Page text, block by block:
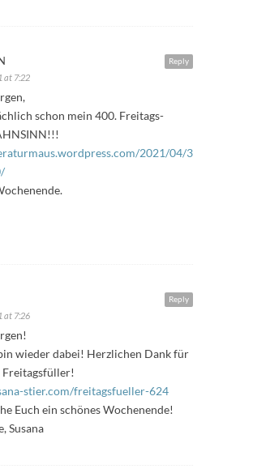
Reply
at 7:22
schon mein 400. Freitags-
2021/04/30/freitags-
Reply
at 7:26
wieder dabei! Herzlichen Dank für
stier.com/freitagsfueller-624
Euch ein schönes Wochenende!
Susana